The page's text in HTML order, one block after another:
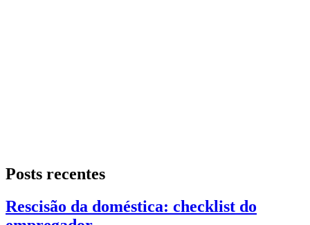
Posts recentes
Rescisão da doméstica: checklist do